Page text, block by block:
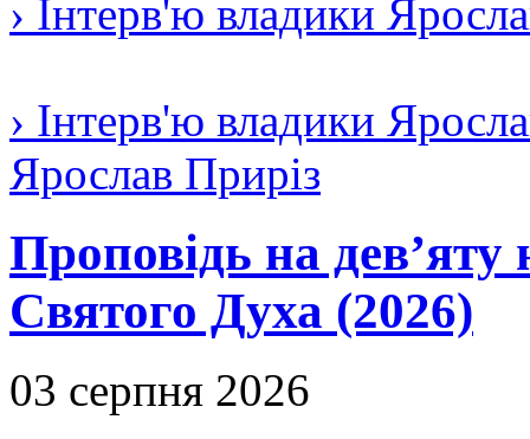
› Інтерв'ю владики
› Інтерв'ю владики
Ярослав Приріз
Проповідь на дев’яту
Святого Духа (2026)
03 серпня 2026